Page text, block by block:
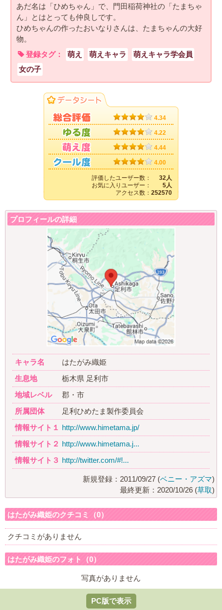
あだ名は「ひめちゃん」で、門田稲荷神社の「たまちゃ
ん」とはとっても仲良しです。
ひめちゃんの作ったおいなりさんは、たまちゃんの大好
物。
登録タグ：
萌え 萌えキャラ
萌えキャラ学会員
女の子
4.34
4.22
4.44
4.00
評価したユーザー数：
32人
お気に入りユーザー：
5人
アクセス数： 252570
プロフィールの詳細
キャラ名
はたがみ織姫
生息地
栃木県 足利市
地域レベル
郡・市
所属団体
足利ひめたま製作委員会
情報サイト１ http://www.himetama.jp/
情報サイト２ http://www.himetama.j...
情報サイト３ http://twitter.com/#!...
新規登録：2011/09/27 (ベニー・アズマ)
最終更新：2020/10/26 (草取)
はたがみ織姫のクチコミ（0）
クチコミがありません
はたがみ織姫のフォト（0）
写真がありません
PC版で表示